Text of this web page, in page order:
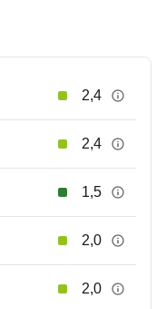
2,4
2,4
1,5
2,0
2,0